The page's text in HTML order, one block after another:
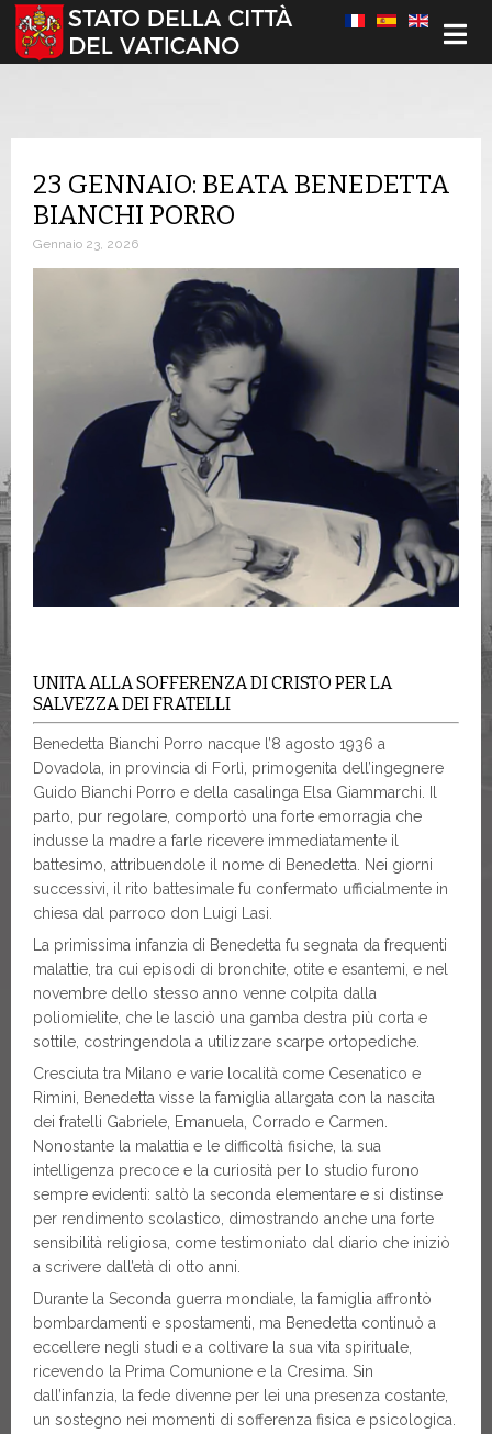
Seleziona la tua lingua
23 GENNAIO: BEATA BENEDETTA
BIANCHI PORRO
Gennaio 23, 2026
UNITA ALLA SOFFERENZA DI CRISTO PER LA
SALVEZZA DEI FRATELLI
Benedetta Bianchi Porro nacque l’8 agosto 1936 a
Dovadola, in provincia di Forlì, primogenita dell’ingegnere
Guido Bianchi Porro e della casalinga Elsa Giammarchi. Il
parto, pur regolare, comportò una forte emorragia che
indusse la madre a farle ricevere immediatamente il
battesimo, attribuendole il nome di Benedetta. Nei giorni
successivi, il rito battesimale fu confermato ufficialmente in
chiesa dal parroco don Luigi Lasi.
La primissima infanzia di Benedetta fu segnata da frequenti
malattie, tra cui episodi di bronchite, otite e esantemi, e nel
novembre dello stesso anno venne colpita dalla
poliomielite, che le lasciò una gamba destra più corta e
sottile, costringendola a utilizzare scarpe ortopediche.
Cresciuta tra Milano e varie località come Cesenatico e
Rimini, Benedetta visse la famiglia allargata con la nascita
dei fratelli Gabriele, Emanuela, Corrado e Carmen.
Nonostante la malattia e le difficoltà fisiche, la sua
intelligenza precoce e la curiosità per lo studio furono
sempre evidenti: saltò la seconda elementare e si distinse
per rendimento scolastico, dimostrando anche una forte
sensibilità religiosa, come testimoniato dal diario che iniziò
a scrivere dall’età di otto anni.
Durante la Seconda guerra mondiale, la famiglia affrontò
bombardamenti e spostamenti, ma Benedetta continuò a
eccellere negli studi e a coltivare la sua vita spirituale,
ricevendo la Prima Comunione e la Cresima. Sin
dall’infanzia, la fede divenne per lei una presenza costante,
un sostegno nei momenti di sofferenza fisica e psicologica.